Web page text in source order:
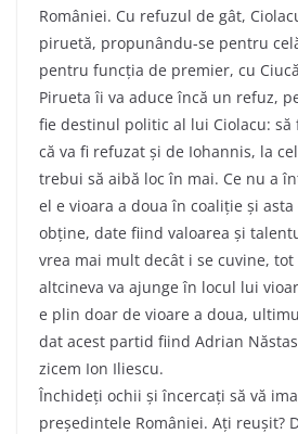
României. Cu refuzul de gât,
piruetă, propunându-se pentru
pentru funcția de premier, cu
Pirueta îi va aduce încă un refuz,
fie destinul politic al lui Ciolacu: să
că va fi refuzat și de Iohannis, la
trebui să aibă loc în mai. Ce nu a
el e vioara a doua în coaliție și asta
obține, date fiind valoarea și
vrea mai mult decât i se cuvine, tot
altcineva va ajunge în locul lui
e plin doar de vioare a doua,
dat acest partid fiind Adrian
zicem Ion Iliescu.
Închideți ochii și încercați să vă
președintele României. Ați reușit?